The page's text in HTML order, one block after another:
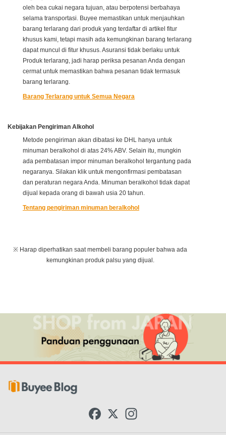
oleh bea cukai negara tujuan, atau berpotensi berbahaya
selama transportasi. Buyee memastikan untuk menjauhkan
barang terlarang dari produk yang terdaftar di artikel fitur
khusus kami, tetapi masih ada kemungkinan barang terlarang
dapat muncul di fitur khusus. Asuransi tidak berlaku untuk
Produk terlarang, jadi harap periksa pesanan Anda dengan
cermat untuk memastikan bahwa pesanan tidak termasuk
barang terlarang.
Barang Terlarang untuk Semua Negara
Kebijakan Pengiriman Alkohol
Metode pengiriman akan dibatasi ke DHL hanya untuk
minuman beralkohol di atas 24% ABV. Selain itu, mungkin
ada pembatasan impor minuman beralkohol tergantung pada
negaranya. Silakan klik untuk mengonfirmasi pembatasan
dan peraturan negara Anda. Minuman beralkohol tidak dapat
dijual kepada orang di bawah usia 20 tahun.
Tentang pengiriman minuman beralkohol
※ Harap diperhatikan saat membeli barang populer bahwa ada
kemungkinan produk palsu yang dijual.
X